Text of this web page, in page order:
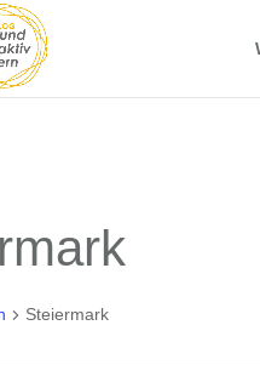
Steiermark